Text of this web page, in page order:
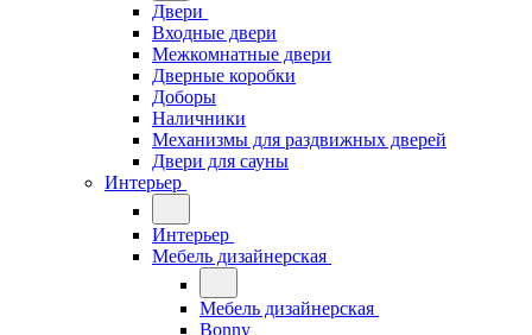
Двери
Входные двери
Межкомнатные двери
Дверные коробки
Доборы
Наличники
Механизмы для раздвижных дверей
Двери для сауны
Интерьер
Интерьер
Мебель дизайнерская
Мебель дизайнерская
Bonny